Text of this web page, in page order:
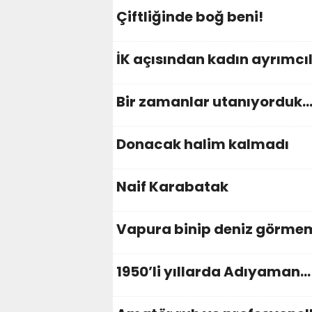
Çiftliğinde boğ beni!
İK açısından kadın
Bir zamanlar utanıyorduk…
Donacak halim kalmadı
Naif Karabatak
Vapura binip deniz
1950’li yıllarda Adıyaman…